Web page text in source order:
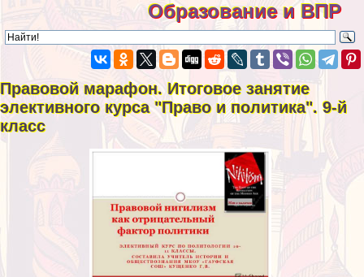
Образование и ВПР
Правовой марафон. Итоговое занятие
элективного курса "Право и политика". 9-й
класс